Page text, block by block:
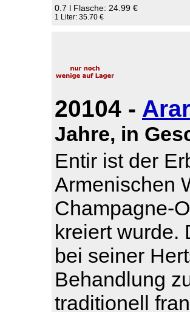
0.7 l Flasche: 24.99 €
1 Liter: 35.70 €
20104 -
Jahre, in
Entir ist der
Armenischen
Champagne-
kreiert wurde.
bei seiner
Behandlung
traditionell